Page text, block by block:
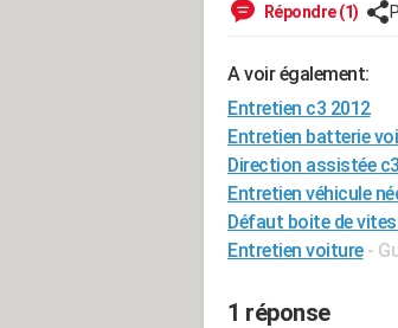
Répondre (1)
A voir également:
Entretien c3 2012
Entretien batterie
Direction assistée
Entretien véhicule
Défaut boite de
Entretien voiture -
1 réponse